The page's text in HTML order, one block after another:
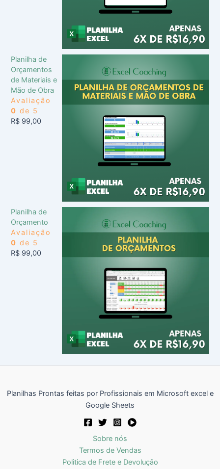
Planilha de
Orçamentos
de Materiais e
Mão de Obra
Avaliação
0 de 5
R$ 99,00
Planilha de
Orçamento
Avaliação
0 de 5
R$ 99,00
Planilhas Prontas feitas por Profissionais em Microsoft excel e
Google Sheets
Sobre nós
Termos de Vendas
Politica de Frete e Devolução